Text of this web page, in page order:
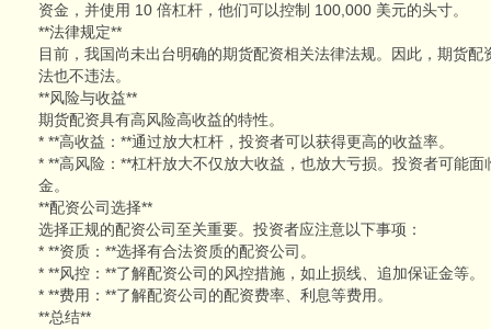
资金，并使用 10 倍杠杆，他们可以控制 100,000 美元的头寸。
**法律规定**
目前，我国尚未出台明确的期货配资相关法律法规。因此，期货
法也不违法。
**风险与收益**
期货配资具有高风险高收益的特性。
* **高收益：**通过放大杠杆，投资者可以获得更高的收益率。
* **高风险：**杠杆放大不仅放大收益，也放大亏损。投资者可能
金。
**配资公司选择**
选择正规的配资公司至关重要。投资者应注意以下事项：
* **资质：**选择有合法资质的配资公司。
* **风控：**了解配资公司的风控措施，如止损线、追加保证金等。
* **费用：**了解配资公司的配资费率、利息等费用。
**总结**